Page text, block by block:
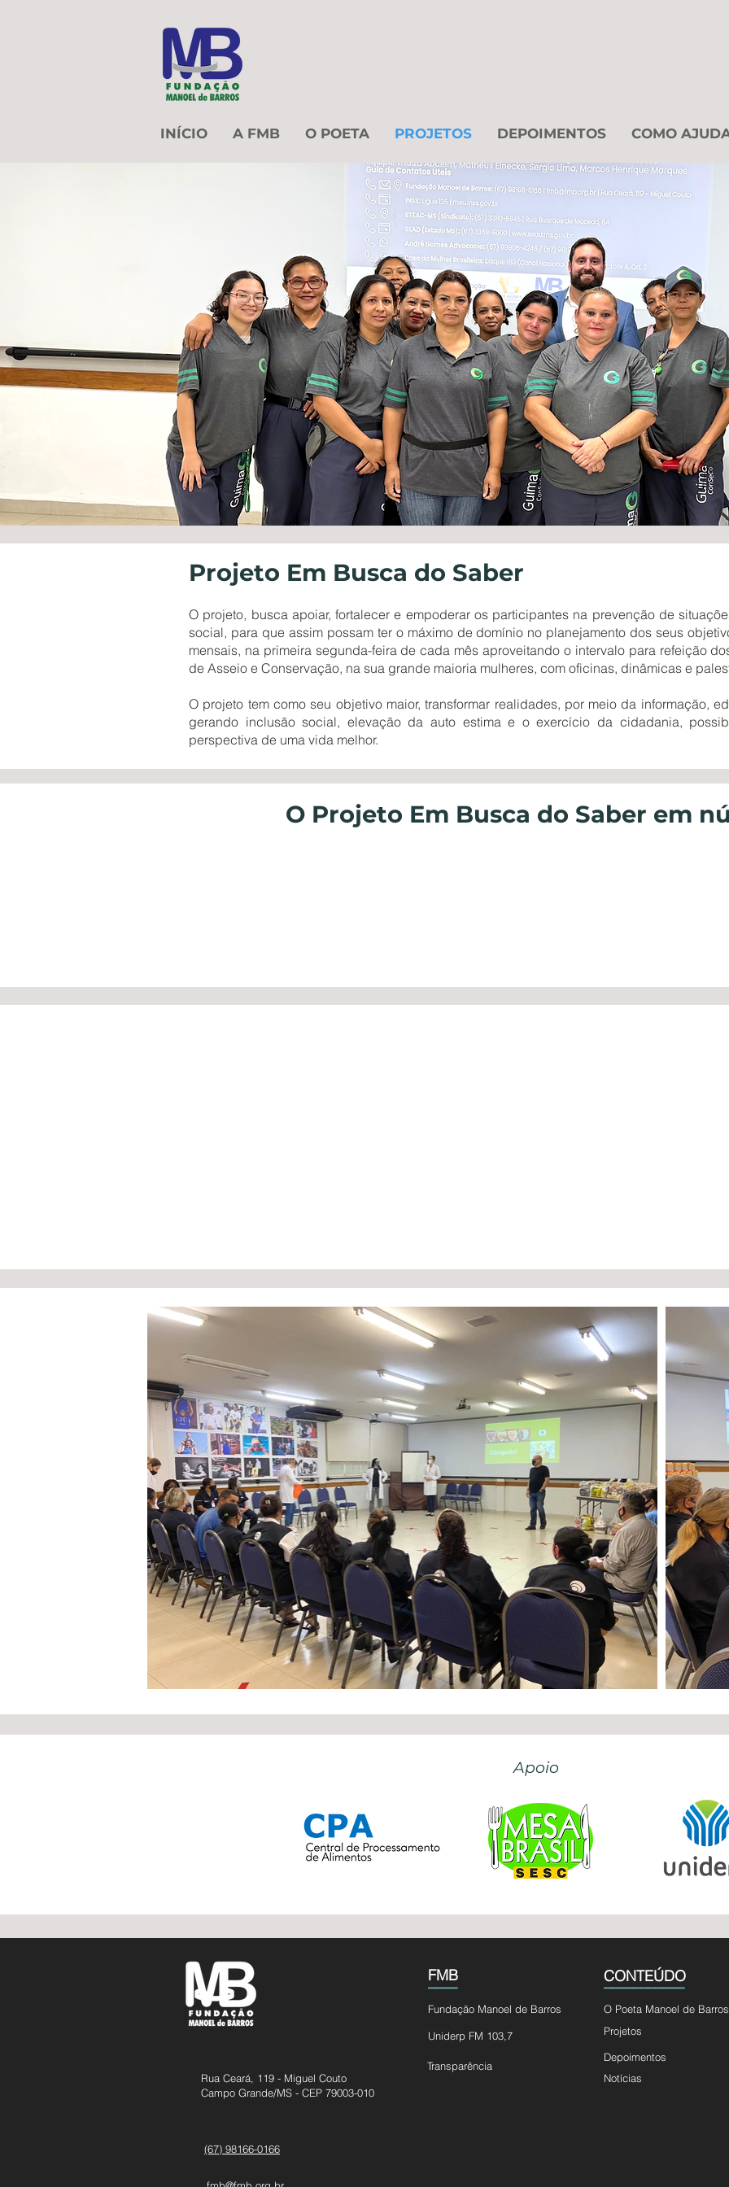
INÍCIO A FMB O POETA PROJETOS DEPOIMENTOS COMO
Projeto Em Busca do Saber
O projeto, busca apoiar, fortalecer e empoderar os participantes na prevenção de
social, para que assim possam ter o máximo de domínio no planejamento dos seus
mensais, na primeira segunda-feira de cada mês aproveitando o intervalo para refeição
de Asseio e Conservação, na sua grande maioria mulheres, com oficinas, dinâmicas e
O projeto tem como seu objetivo maior, transformar realidades, por meio da informação,
gerando inclusão social, elevação da auto estima e o exercício da cidadania,
perspectiva de uma vida melhor.
O Projeto Em Busca do Saber em
Apoio
Rua Ceará, 119 - Miguel Couto
Campo Grande/MS - CEP 79003-010
(67) 98166-0166
FMB
____ CONTEÚDO
___________
Fundação Manoel de Barros O Poeta Manoel de Barros
Projetos
Uniderp FM 103,7
Depoimentos
Transparência
Notícias